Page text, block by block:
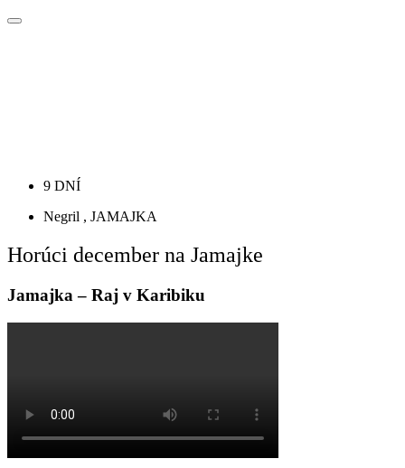
9 DNÍ
Negril , JAMAJKA
Horúci december na Jamajke
Jamajka – Raj v Karibiku